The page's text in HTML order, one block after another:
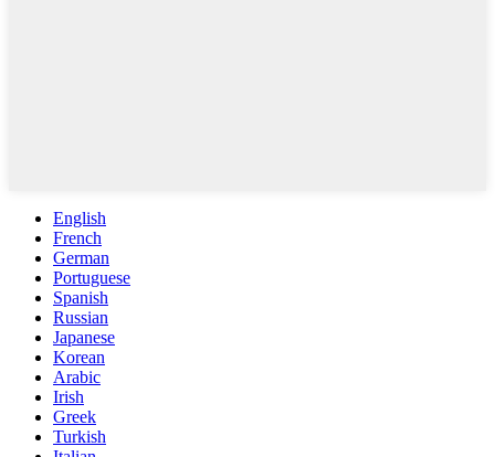
English
French
German
Portuguese
Spanish
Russian
Japanese
Korean
Arabic
Irish
Greek
Turkish